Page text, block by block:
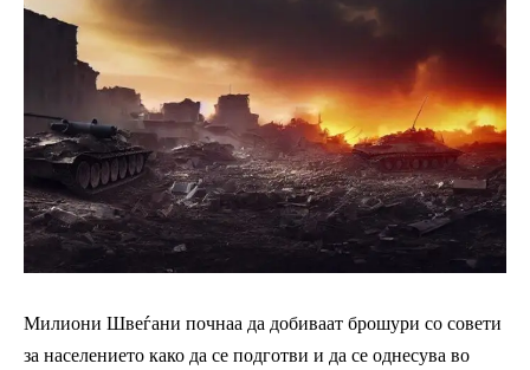
Милиони Швеѓани почнаа да добиваат брошури со совети
за населението како да се подготви и да се однесува во